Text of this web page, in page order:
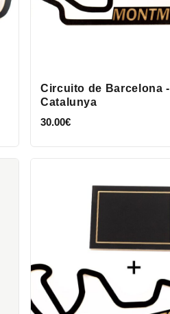
Circuito de Barcelona -
Catalunya
30.00€